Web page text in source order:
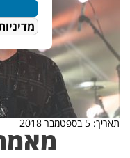
תאריך: 5 בספטמבר 2018